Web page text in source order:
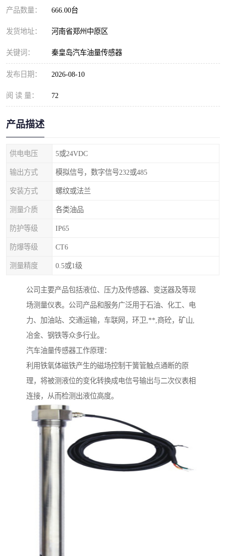
产品数量： 666.00台
发货地址： 河南省郑州中原区
关键词： 秦皇岛汽车油量传感器
发布日期： 2026-08-10
阅 读 量： 72
产品描述
供电电压 5或24VDC
输出方式 模拟信号，数字信号232或485
安装方式 螺纹或法兰
测量介质 各类油品
防护等级 IP65
防爆等级 CT6
测量精度 0.5或1级
公司主要产品包括液位、压力及传感器、变送器及等现
场测量仪表。公司产品和服务广泛用于石油、化工、电
力、加油站、交通运输，车联网，环卫,**,商砼，矿山,
冶金、钢铁等众多行业。
汽车油量传感器工作原理：
利用铁氧体磁铁产生的磁场控制干簧管触点通断的原
理，将被测液位的变化转换成电信号输出与二次仪表相
连接，从而检测出液位高度。